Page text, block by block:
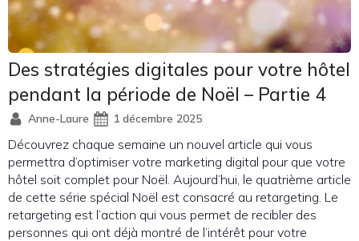
Des stratégies digitales pour votre hôtel
pendant la période de Noël – Partie 4
Anne-Laure 1 décembre 2025
Découvrez chaque semaine un nouvel article qui vous
permettra d’optimiser votre marketing digital pour que votre
hôtel soit complet pour Noël. Aujourd’hui, le quatrième article
de cette série spécial Noël est consacré au retargeting. Le
retargeting est l’action qui vous permet de recibler des
personnes qui ont déjà montré de l’intérêt pour votre